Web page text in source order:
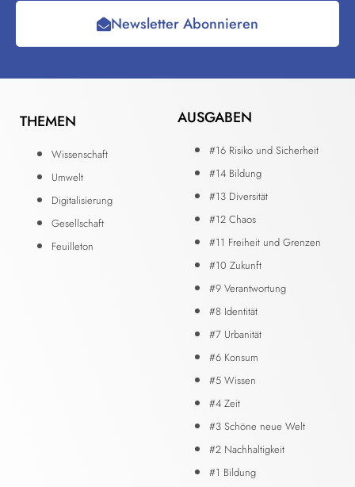
Newsletter Abonnieren
THEMEN
Wissenschaft
Umwelt
Digitalisierung
Gesellschaft
Feuilleton
AUSGABEN
#16 Risiko und Sicherheit
#14 Bildung
#13 Diversität
#12 Chaos
#11 Freiheit und Grenzen
#10 Zukunft
#9 Verantwortung
#8 Identität
#7 Urbanität
#6 Konsum
#5 Wissen
#4 Zeit
#3 Schöne neue Welt
#2 Nachhaltigkeit
#1 Bildung